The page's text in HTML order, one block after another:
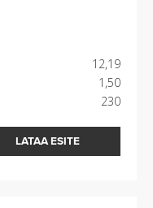
12,19
1,50
230
LATAA ESITE